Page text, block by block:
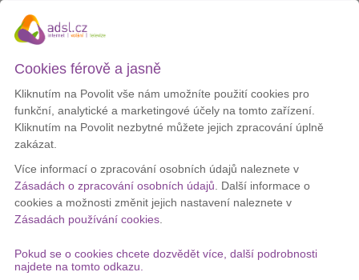
Cena za měsíc:
DETAIL
Cookies férově a jasně
Kliknutím na Povolit vše nám umožníte použití cookies pro
funkční, analytické a marketingové účely na tomto zařízení.
Kliknutím na Povolit nezbytné můžete jejich zpracování úplně
zakázat.
Více informací o zpracování osobních údajů naleznete v
Zásadách o zpracování osobních údajů . Další informace o
cookies a možnosti změnit jejich nastavení naleznete v
Zásadách používání cookies.
Pokud se o cookies chcete dozvědět více, další podrobnosti
najdete na tomto odkazu.